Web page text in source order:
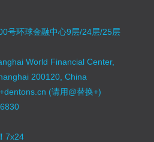
号环球金融中心9层/24层/25层
World Financial Center,
200120, China
(请用@替换+)
7x24